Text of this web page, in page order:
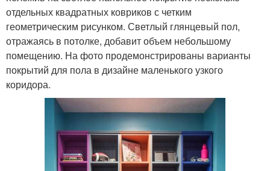
отдельных квадратных ковриков с четким
геометрическим рисунком. Светлый глянцевый пол,
отражаясь в потолке, добавит объем небольшому
помещению. На фото продемонстрированы варианты
покрытий для пола в дизайне маленького узкого
коридора.